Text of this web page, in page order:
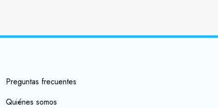
Preguntas frecuentes
Quiénes somos